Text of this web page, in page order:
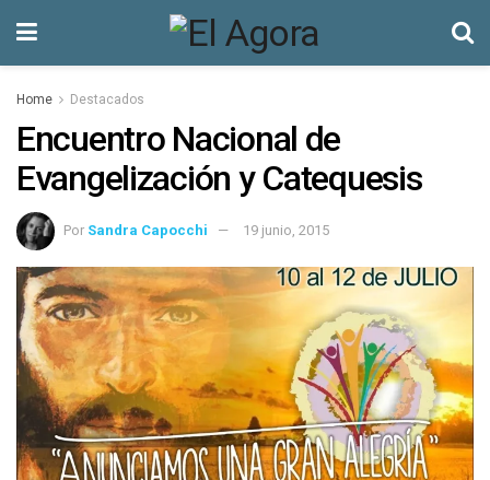
Home Destacados
Encuentro Nacional de
Evangelización y Catequesis
Por Sandra Capocchi 19 junio, 2015